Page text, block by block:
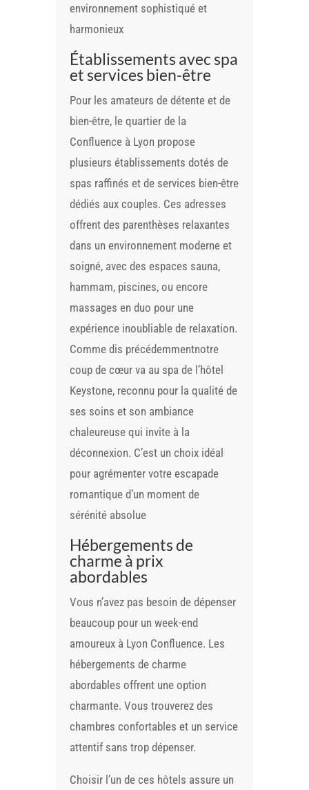
environnement sophistiqué et
harmonieux
Établissements avec spa
et services bien-être
Pour les amateurs de détente et de
bien-être, le quartier de la
Confluence à Lyon propose
plusieurs établissements dotés de
spas raffinés et de services bien-être
dédiés aux couples. Ces adresses
offrent des parenthèses relaxantes
dans un environnement moderne et
soigné, avec des espaces sauna,
hammam, piscines, ou encore
massages en duo pour une
expérience inoubliable de relaxation.
Comme dis précédemmentnotre
coup de cœur va au spa de l’hôtel
Keystone, reconnu pour la qualité de
ses soins et son ambiance
chaleureuse qui invite à la
déconnexion. C’est un choix idéal
pour agrémenter votre escapade
romantique d’un moment de
sérénité absolue
Hébergements de
charme à prix
abordables
Vous n’avez pas besoin de dépenser
beaucoup pour un week-end
amoureux à Lyon Confluence. Les
hébergements de charme
abordables offrent une option
charmante. Vous trouverez des
chambres confortables et un service
attentif sans trop dépenser.
Choisir l’un de ces hôtels assure un